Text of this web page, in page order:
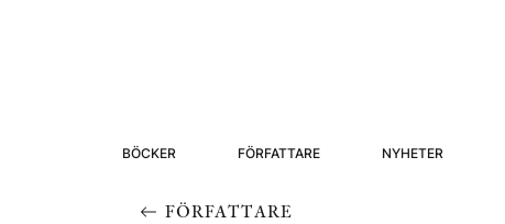
BÖCKER FÖRFATTARE NYHETER
FÖRFATTARE